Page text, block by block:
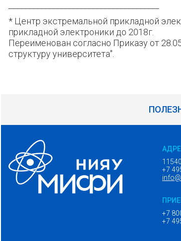
* Центр экстремальной прикладной
прикладной электроники до 2018г.
Переименован согласно Приказу от
структуру университета".
+7
+7
+7